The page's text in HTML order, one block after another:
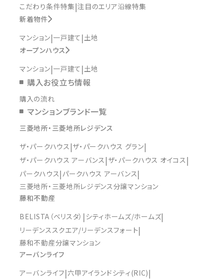
こだわり条件特集 注目のエリア沿線特集
新着物件
マンション 一戸建て 土地
オープンハウス
マンション 一戸建て 土地
購入お役立ち情報
購入の流れ
マンションブランド一覧
三菱地所・三菱地所レジデンス
ザ・パークハウス ザ・パークハウス グラン
ザ・パークハウス アーバンス ザ・パークハウス オイコス
パークハウス パークハウス アーバンス
三菱地所・三菱地所レジデンス分譲マンション
藤和不動産
BELISTA（ベリスタ） シティホームズ/ホームズ
リーデンススクエア/リーデンスフォート
藤和不動産分譲マンション
アーバンライフ
アーバンライフ 六甲アイランドシティ(RIC)